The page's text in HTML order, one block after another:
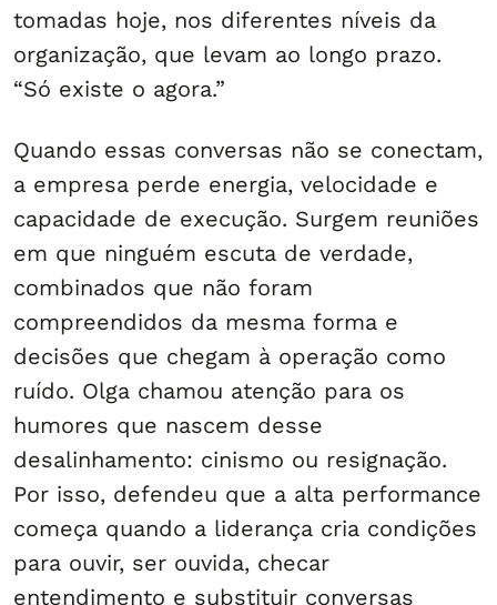
tomadas hoje, nos diferentes níveis da
organização, que levam ao longo prazo.
“Só existe o agora.”
Quando essas conversas não se conectam,
a empresa perde energia, velocidade e
capacidade de execução. Surgem reuniões
em que ninguém escuta de verdade,
combinados que não foram
compreendidos da mesma forma e
decisões que chegam à operação como
ruído. Olga chamou atenção para os
humores que nascem desse
desalinhamento: cinismo ou resignação.
Por isso, defendeu que a alta performance
começa quando a liderança cria condições
para ouvir, ser ouvida, checar
entendimento e substituir conversas